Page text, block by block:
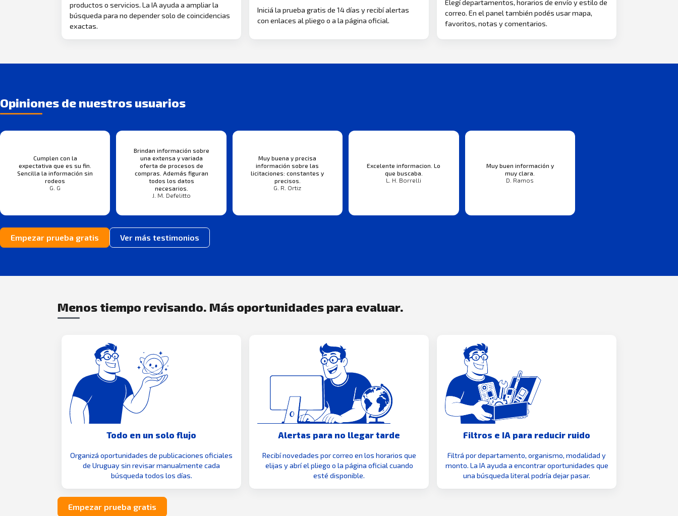
productos o servicios. La IA ayuda a ampliar la
búsqueda para no depender solo de coincidencias
exactas.
Iniciá la prueba gratis de 14 días y recibí alertas
con enlaces al pliego o a la página oficial.
Elegí departamentos, horarios de envío y estilo de
correo. En el panel también podés usar mapa,
favoritos, notas y comentarios.
Opiniones de nuestros usuarios
Cumplen con la
expectativa que es su fin.
Sencilla la información sin
rodeos
G. G
Brindan información sobre
una extensa y variada
oferta de procesos de
compras. Además figuran
todos los datos
necesarios.
J. M. Defelitto
Muy buena y precisa
información sobre las
licitaciones: constantes y
precisos.
G. R. Ortiz
Excelente informacion. Lo
que buscaba.
L. H. Borrelli
Muy buen información y
muy clara.
D. Ramos
Empezar prueba gratis Ver más testimonios
Menos tiempo revisando. Más oportunidades para evaluar.
Todo en un solo flujo
Organizá oportunidades de publicaciones oficiales
de Uruguay sin revisar manualmente cada
búsqueda todos los días.
Alertas para no llegar tarde
Recibí novedades por correo en los horarios que
elijas y abrí el pliego o la página oficial cuando
esté disponible.
Filtros e IA para reducir ruido
Filtrá por departamento, organismo, modalidad y
monto. La IA ayuda a encontrar oportunidades que
una búsqueda literal podría dejar pasar.
Empezar prueba gratis